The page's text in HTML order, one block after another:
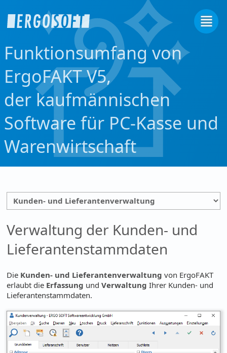
Funktionsumfang von
ErgoFAKT V5,
der kaufmännischen
Software für PC-Kasse und
Warenwirtschaft
Verwaltung der Kunden- und
Lieferantenstammdaten
Die Kunden- und Lieferantenverwaltung von ErgoFAKT
erlaubt die Erfassung undVerwaltung Ihrer Kunden- und
Lieferantenstammdaten.